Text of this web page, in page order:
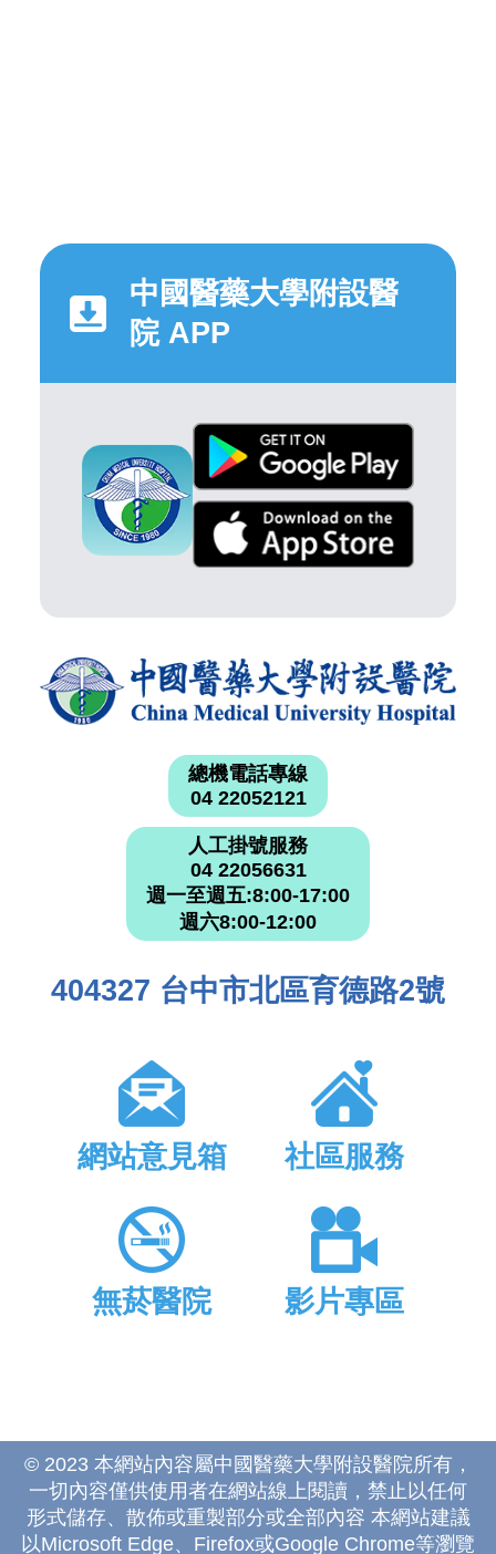
中國醫藥大學附設醫
院 APP
總機電話專線
04 22052121
人工掛號服務
04 22056631
週一至週五:8:00-17:00
週六8:00-12:00
404327 台中市北區育德路2號
網站意見箱 社區服務
無菸醫院 影片專區
© 2023 本網站內容屬中國醫藥大學附設醫院所有，
一切內容僅供使用者在網站線上閱讀，禁止以任何
形式儲存、散佈或重製部分或全部內容 本網站建議
以Microsoft Edge、Firefox或Google Chrome等瀏覽